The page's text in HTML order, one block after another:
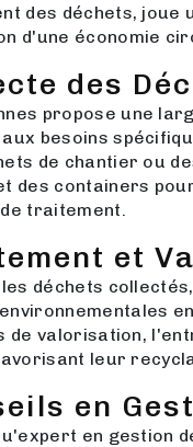
des déchets, joue
d'une économie
des
propose une
besoins
de chantier ou
des containers
traitement.
et
les déchets
de valorisation,
leur
en
en gestion